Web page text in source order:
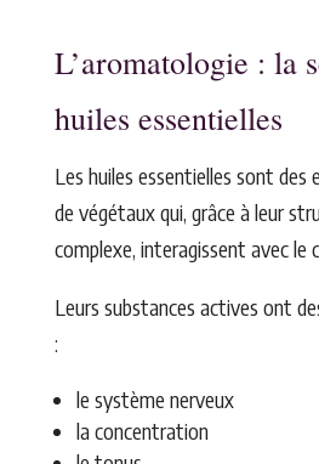
L’aromatologie : la
huiles essentielles
Les huiles essentielles sont
de végétaux qui, grâce à leur
complexe, interagissent avec le
Leurs substances actives ont
:
le système nerveux
la concentration